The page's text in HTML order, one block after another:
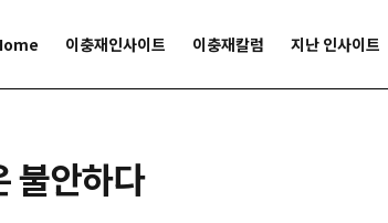
이충재인사이트 이충재칼럼 지난 인사이트
불안하다